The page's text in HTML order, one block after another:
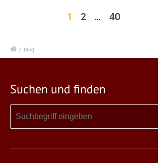
1 2 … 40
/ Blog
Suchen und finden